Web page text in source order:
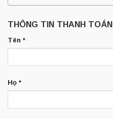
THÔNG TIN THANH TOÁN
Tên *
Họ *